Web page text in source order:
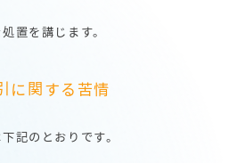
置を講じます。
に関する苦情
記のとおりです。